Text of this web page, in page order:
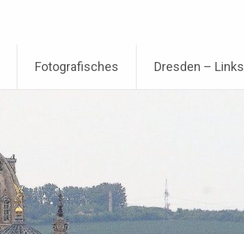
Fotografisches Dresden – Links